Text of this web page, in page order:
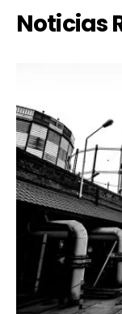
Noticias